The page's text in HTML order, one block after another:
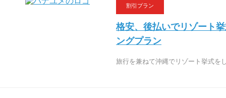
割引プラン
格安、後払いでリゾート
ングプラン
旅行を兼ねて沖縄でリゾート挙式